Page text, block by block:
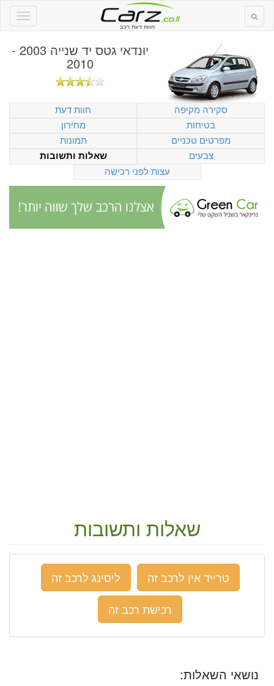
חוות דעת רכב
יונדאי גטס יד שנייה 2003 -
2010
סקירה מקיפה
חוות דעת
בטיחות
מחירון
מפרטים טכניים
תמונות
צבעים
שאלות ותשובות
עצות לפני רכישה
שאלות ותשובות
טרייד אין לרכב זה
ליסינג לרכב זה
רכישת רכב זה
נושאי השאלות: